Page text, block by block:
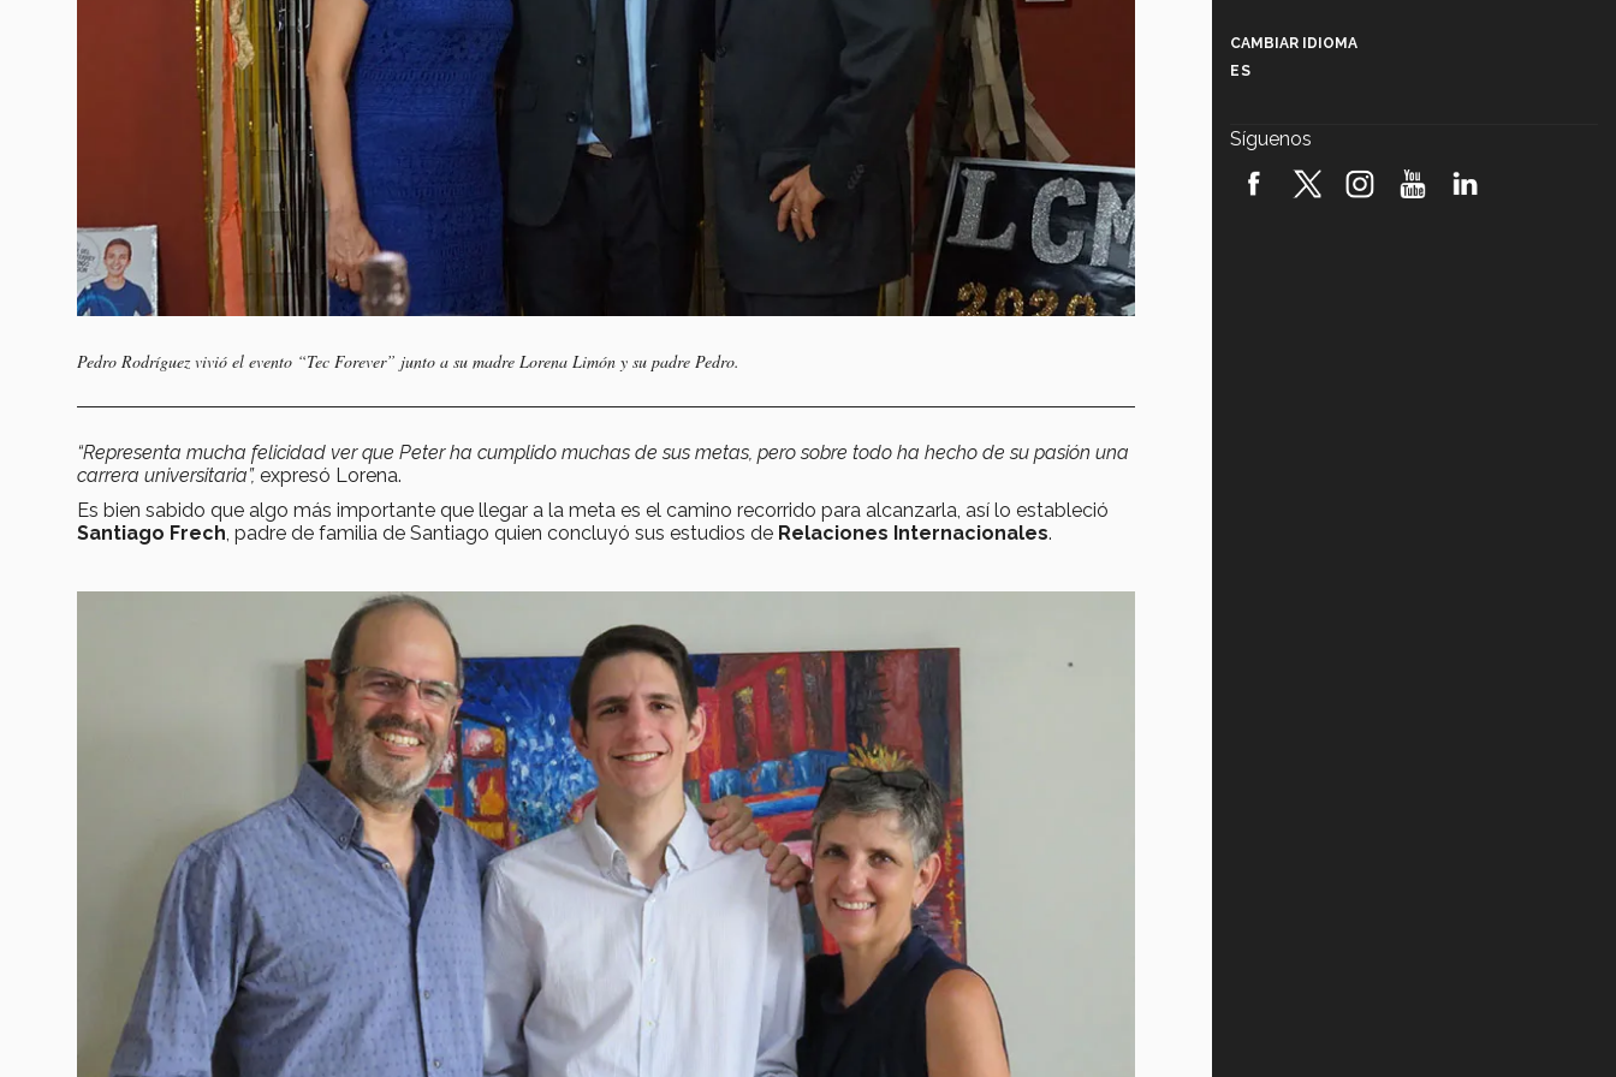
Pedro Rodríguez vivió el evento “Tec Forever” junto a su madre Lorena Limón y su padre Pedro.
“Representa mucha felicidad ver que Peter ha cumplido muchas de sus metas, pero sobre todo ha hecho de su pasión una
carrera universitaria”, expresó Lorena.
Es bien sabido que algo más importante que llegar a la meta es el camino recorrido para alcanzarla, así lo estableció
Santiago Frech, padre de familia de Santiago quien concluyó sus estudios de Relaciones Internacionales.
robótica FIRST 2026! (video)
CAMBIAR IDIOMA
ES
Síguenos